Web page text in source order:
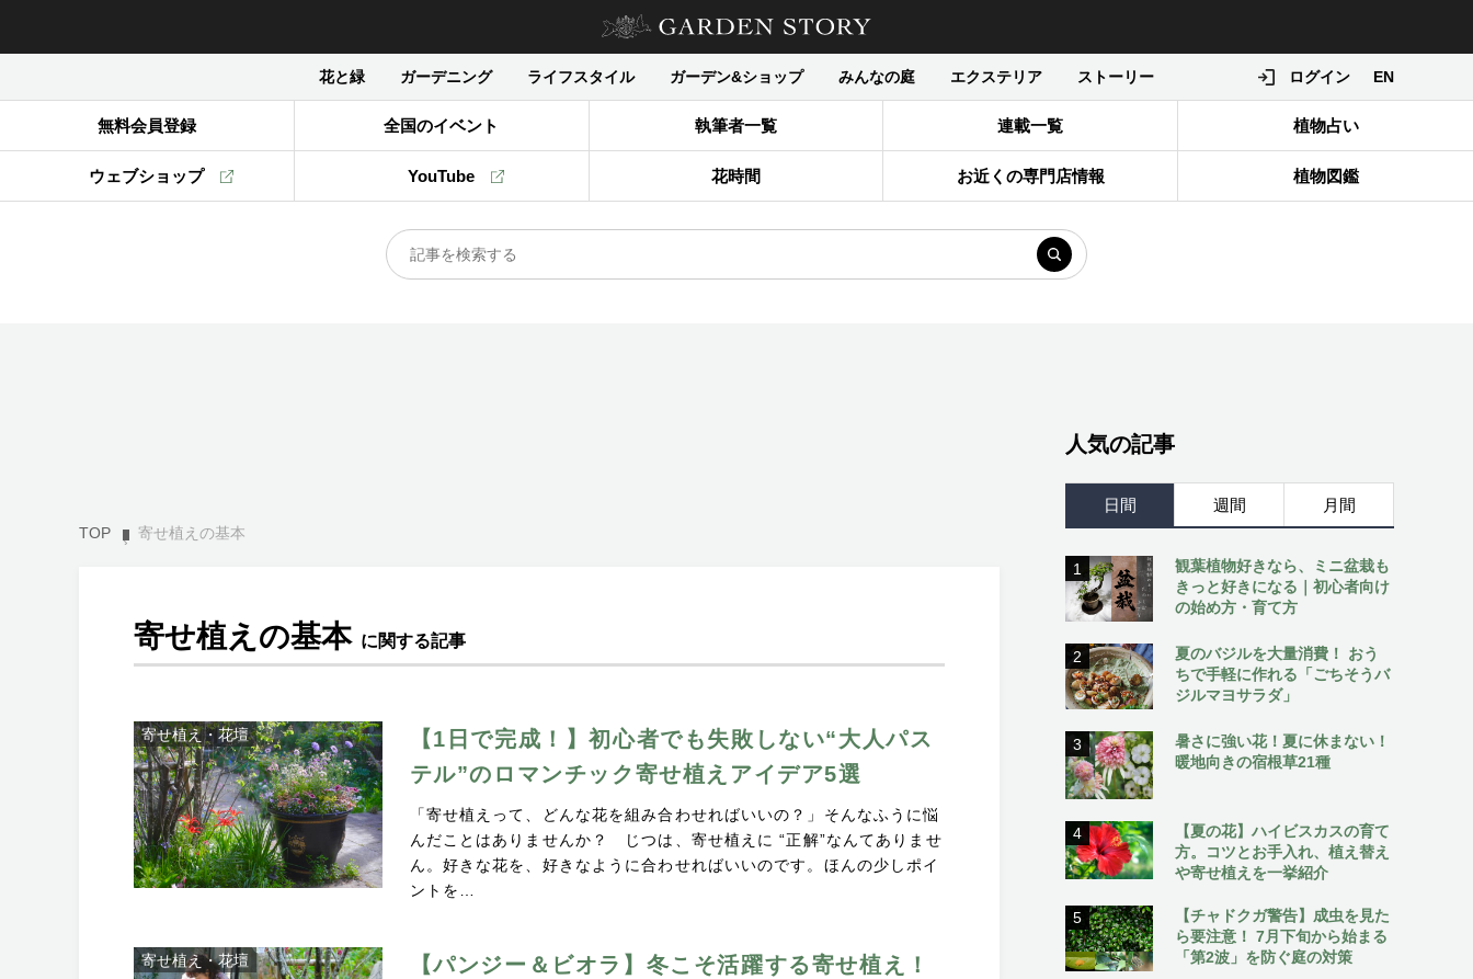
花と緑 ガーデニング ライフスタイル ガーデン&ショップ みんなの庭 エクステリア ストーリー ログイン EN
無料会員登録 全国のイベント 執筆者一覧 連載一覧 植物占い
ウェブショップ YouTube 花時間 お近くの専門店情報 植物図鑑
TOP 寄せ植えの基本
寄せ植えの基本 に関する記事
寄せ植え・花壇
【1日で完成！】初心者でも失敗しない“大人パス
テル”のロマンチック寄せ植えアイデア5選
「寄せ植えって、どんな花を組み合わせればいいの？」そんなふうに悩
んだことはありませんか？ じつは、寄せ植えに “正解”なんてありませ
ん。好きな花を、好きなように合わせればいいのです。ほんの少しポイ
ントを…
寄せ植え・花壇
【パンジー＆ビオラ】冬こそ活躍する寄せ植え！
人気の記事
日間 週間 月間
1
観葉植物好きなら、ミニ盆栽も
きっと好きになる｜初心者向け
の始め方・育て方
2
夏のバジルを大量消費！ おう
ちで手軽に作れる「ごちそうバ
ジルマヨサラダ」
3
暑さに強い花！夏に休まない！
暖地向きの宿根草21種
4
【夏の花】ハイビスカスの育て
方。コツとお手入れ、植え替え
や寄せ植えを一挙紹介
5
【チャドクガ警告】成虫を見た
ら要注意！ 7月下旬から始まる
「第2波」を防ぐ庭の対策